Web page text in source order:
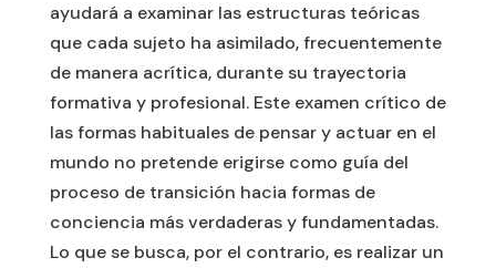
ayudará a examinar las estructuras teóricas
que cada sujeto ha asimilado, frecuentemente
de manera acrítica, durante su trayectoria
formativa y profesional. Este examen crítico de
las formas habituales de pensar y actuar en el
mundo no pretende erigirse como guía del
proceso de transición hacia formas de
conciencia más verdaderas y fundamentadas.
Lo que se busca, por el contrario, es realizar un